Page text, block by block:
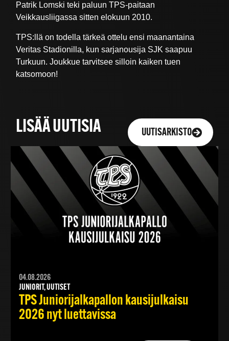
Patrik Lomski teki paluun TPS-paitaan
Veikkausliigassa sitten elokuun 2010.
TPS:llä on todella tärkeä ottelu ensi maanantaina
Veritas Stadionilla, kun sarjanousija SJK saapuu
Turkuun. Joukkue tarvitsee silloin kaiken tuen
katsomoon!
LISÄÄ UUTISIA UUTISARKISTO
04.08.2026
JUNIORIT, UUTISET
TPS Juniorijalkapallon kausijulkaisu
2026 nyt luettavissa